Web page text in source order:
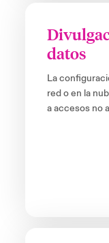
datos
La
red o en la
a accesos no